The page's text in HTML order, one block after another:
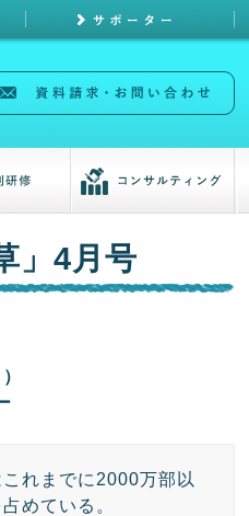
」4月号
れまでに2000万部以
めている。